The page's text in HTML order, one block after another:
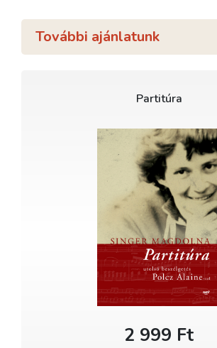
További ajánlatunk
Partitúra
2 999 Ft